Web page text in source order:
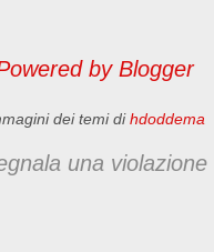
by Blogger
dei temi dihdoddema
una violazione